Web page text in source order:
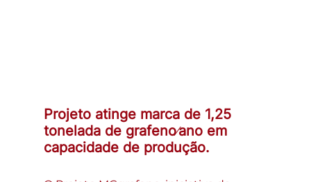
Projeto atinge marca de 1,25
tonelada de grafeno∕ano em
capacidade de produção.